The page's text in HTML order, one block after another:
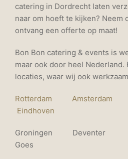
catering in Dordrecht laten
naar om hoeft te kijken? Neem
ontvang een offerte op maat!
Bon Bon catering & events is
maar ook door heel Nederland.
locaties, waar wij ook
Rotterdam Amsterdam
Eindhoven
Groningen
Goes